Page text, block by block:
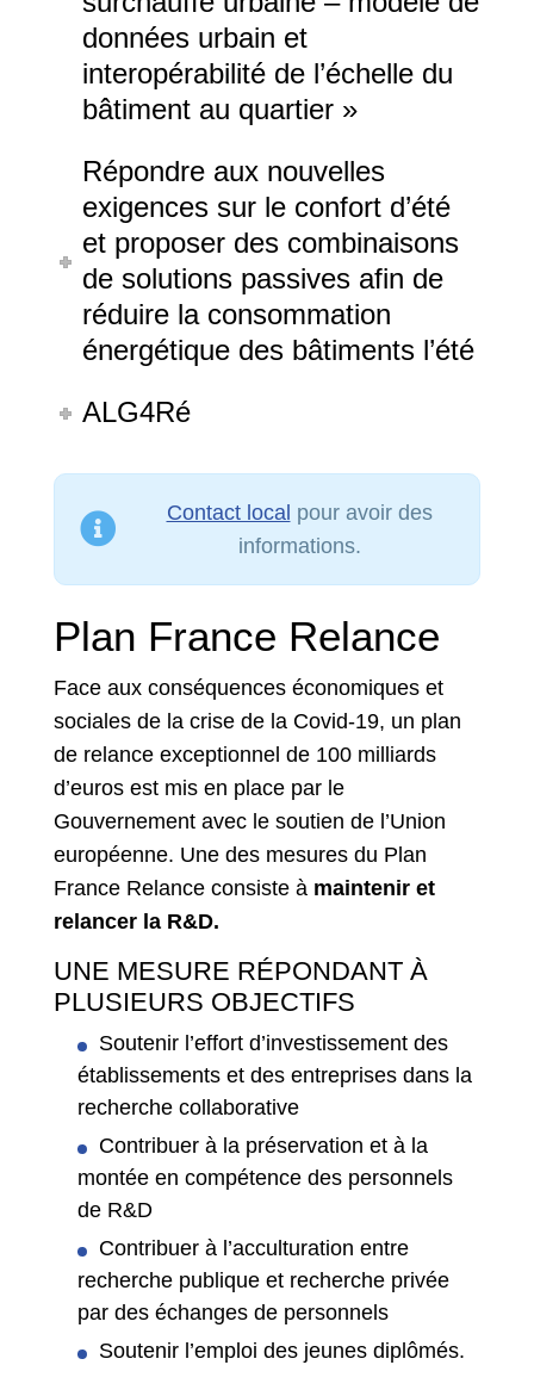
données urbain et
interopérabilité de l’échelle du
bâtiment au quartier »
Répondre aux nouvelles
exigences sur le confort d’été
et proposer des combinaisons
de solutions passives afin de
réduire la consommation
énergétique des bâtiments l’été
ALG4Ré
Contact local pour avoir des
informations.
Plan France Relance
Face aux conséquences économiques et
sociales de la crise de la Covid-19, un plan
de relance exceptionnel de 100 milliards
d’euros est mis en place par le
Gouvernement avec le soutien de l’Union
européenne. Une des mesures du Plan
France Relance consiste à maintenir et
relancer la R&D.
UNE MESURE RÉPONDANT À
PLUSIEURS OBJECTIFS
Soutenir l’effort d’investissement des
établissements et des entreprises dans la
recherche collaborative
Contribuer à la préservation et à la
montée en compétence des personnels
de R&D
Contribuer à l’acculturation entre
recherche publique et recherche privée
par des échanges de personnels
Soutenir l’emploi des jeunes diplômés.